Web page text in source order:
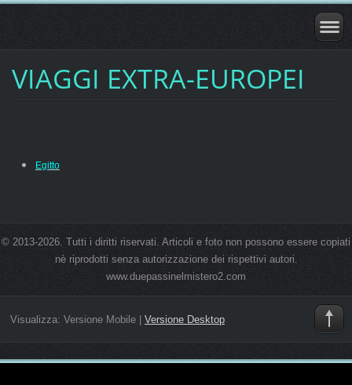
VIAGGI EXTRA-EUROPEI
Egitto
© 2013-2026. Tutti i diritti riservati. Articoli e foto non possono essere copiati
nè riprodotti senza autorizzazione dei rispettivi autori.
www.duepassinelmistero2.com
Visualizza: Versione Mobile| Versione Desktop